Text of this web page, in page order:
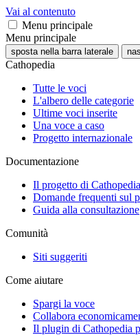
Vai al contenuto
Menu principale
Menu principale
sposta nella barra laterale
Cathopedia
Tutte le voci
L'albero delle categorie
Ultime voci inserite
Una voce a caso
Progetto internazionale
Documentazione
Il progetto di Cathopedia
Domande frequenti sul
Guida alla consultazione
Comunità
Siti suggeriti
Come aiutare
Spargi la voce
Collabora
Il plugin di Cathopedia